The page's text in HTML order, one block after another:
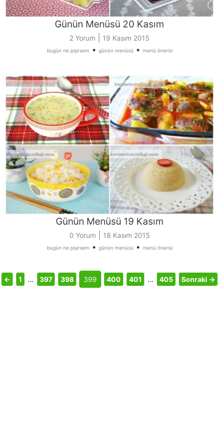
Günün Menüsü 20 Kasım
2 Yorum 19 Kasım 2015
bugün ne pişirsem • günün menüsü • menü önerisi
Günün Menüsü 19 Kasım
0 Yorum 18 Kasım 2015
bugün ne pişirsem • günün menüsü • menü önerisi
← 1 … 397 398 399 400 401 … 405 Sonraki →